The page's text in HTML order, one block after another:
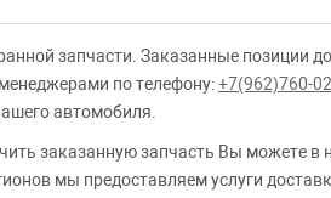
запчасти. Заказанные позиции
по телефону:+7(962)760-
автомобиля.
заказанную запчасть Вы можете в
мы предоставляем услуги